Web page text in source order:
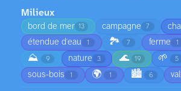
Milieux
bord de mer 13 campagne 7
étendue d'eau 1 🏞️ 7 ferme 1
⛰️ 9 nature 3 🌊 19 🌱 5
sous-bois 1 🌍 1 🏙️ 6